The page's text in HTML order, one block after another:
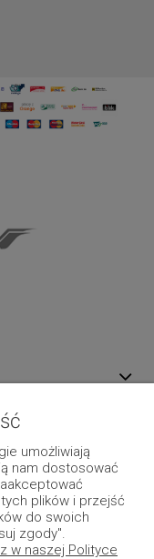
umożliwiają
nam dostosować
plików i przejść
do swoich
zgody".
w naszej Polityce